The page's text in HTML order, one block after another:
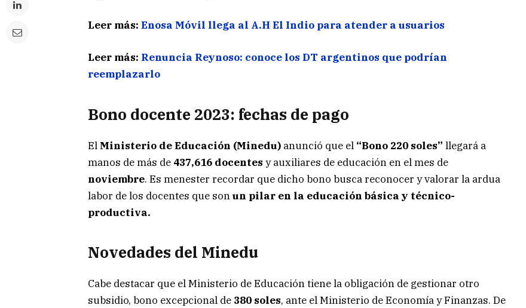
Leer más: Enosa Móvil llega al A.H El Indio para atender a usuarios
Leer más: Renuncia Reynoso: conoce los DT argentinos que podrían
reemplazarlo
Bono docente 2023: fechas de pago
El Ministerio de Educación (Minedu) anunció que el “Bono 220 soles” llegará a
manos de más de 437,616 docentes y auxiliares de educación en el mes de
noviembre. Es menester recordar que dicho bono busca reconocer y valorar la ardua
labor de los docentes que sonun pilar en la educación básica y técnico-
productiva.
Novedades del Minedu
Cabe destacar que el Ministerio de Educación tiene la obligación de gestionar otro
subsidio, bono excepcional de 380 soles, ante el Ministerio de Economía y Finanzas. De